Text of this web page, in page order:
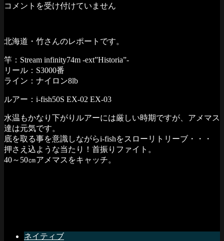
コメントを受け付けていません
北海道・竹さんのレポートです。
竿：Stream infinity74m -ext”Historia”-
リール：S3000番
ライン：ナイロン8lb
ルアー：i-fish50S EX-02 EX-03
水温もかなり下がりルアーには厳しい時期ですが、アメマス
達は元気です。
底を取る事を意識しながらi-fishをスローリトリーブ・・・
押さえ込ような当たり！首振りファイト。
40～50㎝アメマスをキャッチ。
ネイティブ